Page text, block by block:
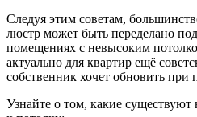
Следуя этим советам,
люстр может быть переделано
помещениях с невысоким
актуально для квартир ещё
собственник хочет обновить
Узнайте о том, какие